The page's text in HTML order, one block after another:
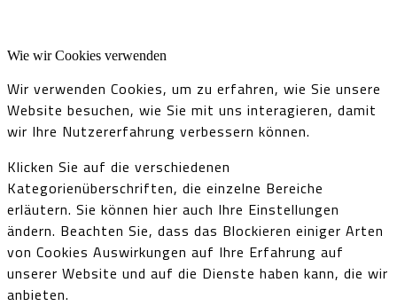
Wie wir Cookies verwenden
Wir verwenden Cookies, um zu erfahren, wie Sie unsere
Website besuchen, wie Sie mit uns interagieren, damit
wir Ihre Nutzererfahrung verbessern können.
Klicken Sie auf die verschiedenen
Kategorienüberschriften, die einzelne Bereiche
erläutern. Sie können hier auch Ihre Einstellungen
ändern. Beachten Sie, dass das Blockieren einiger Arten
von Cookies Auswirkungen auf Ihre Erfahrung auf
unserer Website und auf die Dienste haben kann, die wir
anbieten.